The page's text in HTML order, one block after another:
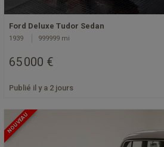
Ford Deluxe Tudor Sedan
1939 999999 mi
65 000 €
Publié il y a 2 jours
NOUVEAU